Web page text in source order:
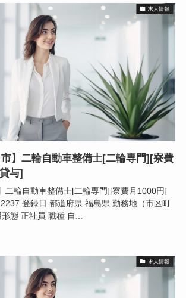
求人情報
市】二輪自動車整備士[二輪専門][寮費
与]
二輪自動車整備士[二輪専門][寮費月1000円]
登録日 都道府県 福島県 勤務地（市区町
態 正社員 職種 自...
求人情報